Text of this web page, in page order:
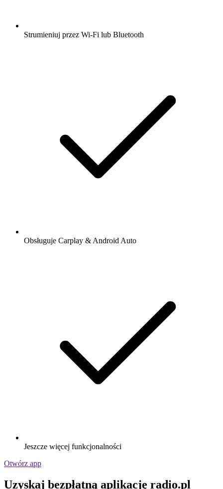
Strumieniuj przez Wi-Fi lub Bluetooth
Obsługuje Carplay & Android Auto
Jeszcze więcej funkcjonalności
Otwórz app
Uzyskaj bezpłatną aplikację radio.pl